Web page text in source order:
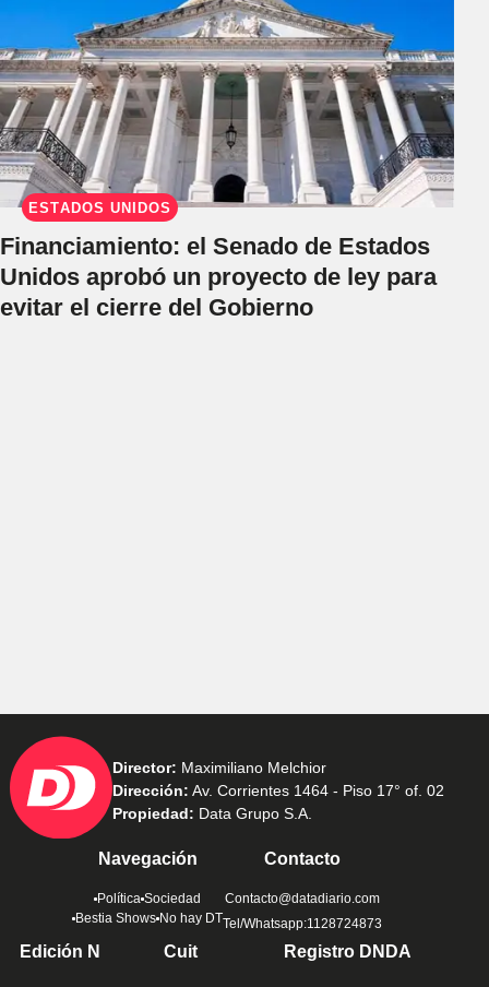
ESTADOS UNIDOS
Financiamiento: el Senado de Estados
Unidos aprobó un proyecto de ley para
evitar el cierre del Gobierno
Director: Maximiliano Melchior
Dirección: Av. Corrientes 1464 - Piso 17° of. 02
Propiedad: Data Grupo S.A.
Navegación
Política Sociedad
Bestia Shows No hay DT
Contacto
Contacto@datadiario.com
Tel/Whatsapp:1128724873
Edición N Cuit Registro DNDA